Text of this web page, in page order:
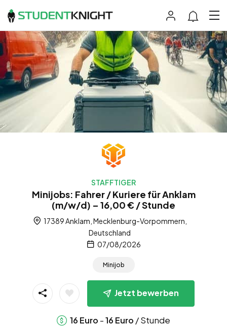
STAFFTIGER
Minijobs: Fahrer / Kuriere für Anklam
(m/w/d) – 16,00 € / Stunde
17389 Anklam, Mecklenburg-Vorpommern,
Deutschland
07/08/2026
Minijob
Jetzt bewerben
16 Euro -16 Euro / Stunde